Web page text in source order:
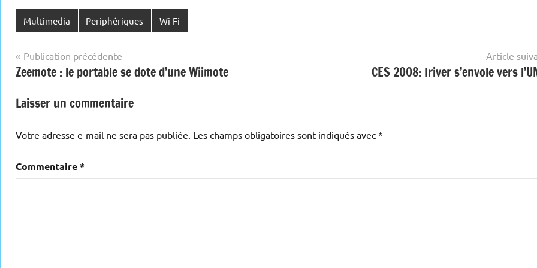
Multimedia Periphériques Wi-Fi
Navigation
de
l’article
Publication précédente
Zeemote : le portable se dote d’une Wiimote
Article
CES 2008: Iriver s’envole vers
Laisser un commentaire
Votre adresse e-mail ne sera pas publiée. Les champs obligatoires sont indiqués avec *
Commentaire*